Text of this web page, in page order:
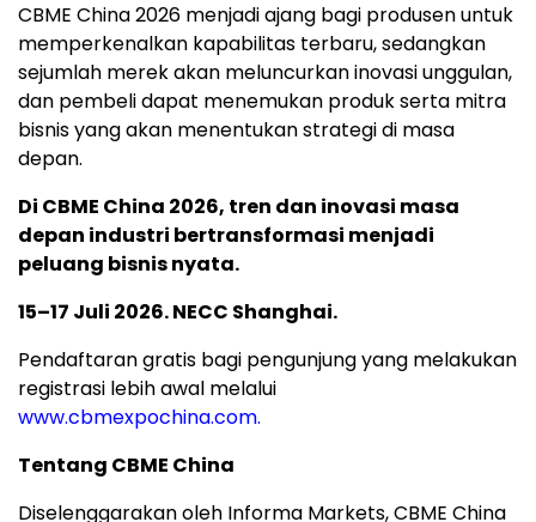
CBME China 2026 menjadi ajang bagi produsen untuk
memperkenalkan kapabilitas terbaru, sedangkan
sejumlah merek akan meluncurkan inovasi unggulan,
dan pembeli dapat menemukan produk serta mitra
bisnis yang akan menentukan strategi di masa
depan.
Di CBME China 2026, tren dan inovasi masa
depan industri bertransformasi menjadi
peluang bisnis nyata.
15–17 Juli 2026. NECC Shanghai.
Pendaftaran gratis bagi pengunjung yang melakukan
registrasi lebih awal melalui
www.cbmexpochina.com.
Tentang CBME China
Diselenggarakan oleh Informa Markets, CBME China